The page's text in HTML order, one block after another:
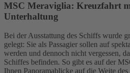
MSC Meraviglia: Kreuzfahrt
Unterhaltung
Bei der Ausstattung des Schiffs wurde
gelegt: Sie als Passagier sollen auf
werden und dennoch nicht vergessen,
Schiffes befinden. So gibt es auf der
Ihnen Panoramablicke auf die Weite